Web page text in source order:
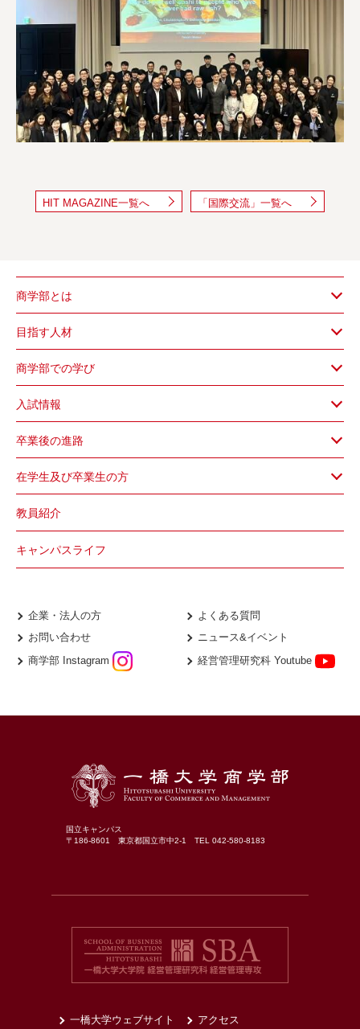
HIT MAGAZINE一覧へ 「国際交流」一覧へ
商学部とは
目指す人材
商学部での学び
入試情報
卒業後の進路
在学生及び卒業生の方
教員紹介
キャンパスライフ
企業・法人の方
よくある質問
お問い合わせ
ニュース&イベント
商学部 Instagram
経営管理研究科 Youtube
国立キャンパス
〒186-8601 東京都国立市中2-1 TEL 042-580-8183
一橋大学ウェブサイト アクセス